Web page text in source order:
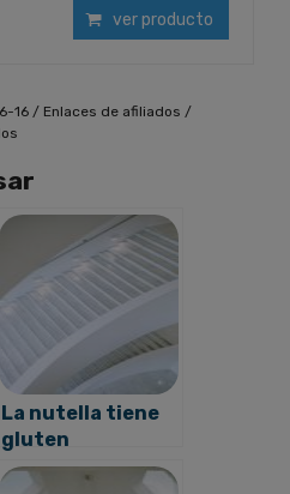
ver producto
16 / Enlaces de afiliados /
La nutella tiene
gluten